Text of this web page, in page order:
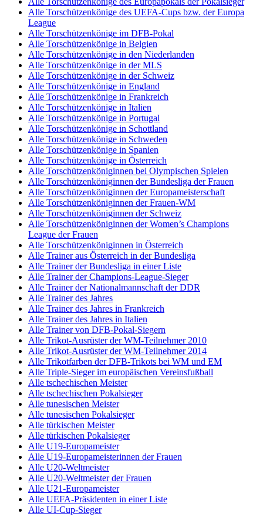
Alle Torschützenkönige des UEFA-Cups bzw. der Europa
League
Alle Torschützenkönige im DFB-Pokal
Alle Torschützenkönige in Belgien
Alle Torschützenkönige in den Niederlanden
Alle Torschützenkönige in der MLS
Alle Torschützenkönige in der Schweiz
Alle Torschützenkönige in England
Alle Torschützenkönige in Frankreich
Alle Torschützenkönige in Italien
Alle Torschützenkönige in Portugal
Alle Torschützenkönige in Schottland
Alle Torschützenkönige in Schweden
Alle Torschützenkönige in Spanien
Alle Torschützenkönige in Österreich
Alle Torschützenköniginnen bei Olympischen Spielen
Alle Torschützenköniginnen der Bundesliga der Frauen
Alle Torschützenköniginnen der Europameisterschaft
Alle Torschützenköniginnen der Frauen-WM
Alle Torschützenköniginnen der Schweiz
Alle Torschützenköniginnen der Women’s Champions
League der Frauen
Alle Torschützenköniginnen in Österreich
Alle Trainer aus Österreich in der Bundesliga
Alle Trainer der Bundesliga in einer Liste
Alle Trainer der Champions-League-Sieger
Alle Trainer der Nationalmannschaft der DDR
Alle Trainer des Jahres
Alle Trainer des Jahres in Frankreich
Alle Trainer des Jahres in Italien
Alle Trainer von DFB-Pokal-Siegern
Alle Trikot-Ausrüster der WM-Teilnehmer 2010
Alle Trikot-Ausrüster der WM-Teilnehmer 2014
Alle Trikotfarben der DFB-Trikots bei WM und EM
Alle Triple-Sieger im europäischen Vereinsfußball
Alle tschechischen Meister
Alle tschechischen Pokalsieger
Alle tunesischen Meister
Alle tunesischen Pokalsieger
Alle türkischen Meister
Alle türkischen Pokalsieger
Alle U19-Europameister
Alle U19-Europameisterinnen der Frauen
Alle U20-Weltmeister
Alle U20-Weltmeister der Frauen
Alle U21-Europameister
Alle UEFA-Präsidenten in einer Liste
Alle UI-Cup-Sieger